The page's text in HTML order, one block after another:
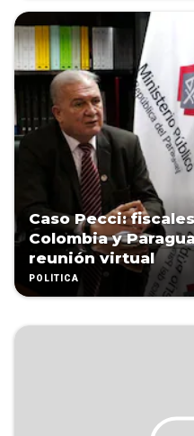
Caso Pecci:
Colombia y
reunión virtual
POLÍTICA